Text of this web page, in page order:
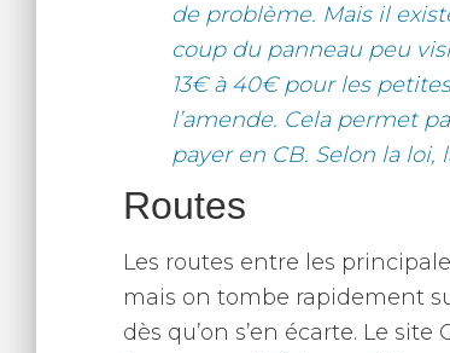
de problème. Mais il
coup du panneau peu
13€ à 40€ pour les
l’amende. Cela permet
payer en CB. Selon la
Routes
Les routes entre les
mais on tombe rapidement
dès qu’on s’en écarte. Le